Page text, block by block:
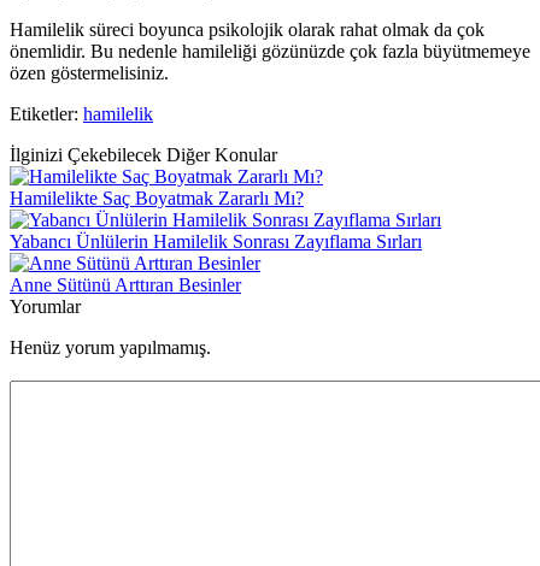
Hamilelik süreci boyunca psikolojik olarak rahat olmak da çok
önemlidir. Bu nedenle hamileliği gözünüzde çok fazla büyütmemeye
özen göstermelisiniz.
Etiketler: hamilelik
İlginizi Çekebilecek Diğer Konular
Hamilelikte Saç Boyatmak Zararlı Mı?
Yabancı Ünlülerin Hamilelik Sonrası Zayıflama Sırları
Anne Sütünü Arttıran Besinler
Yorumlar
Henüz yorum yapılmamış.